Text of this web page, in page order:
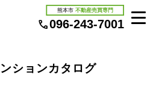
熊本市 不動産売買専門
096-243-7001
ションカタログ